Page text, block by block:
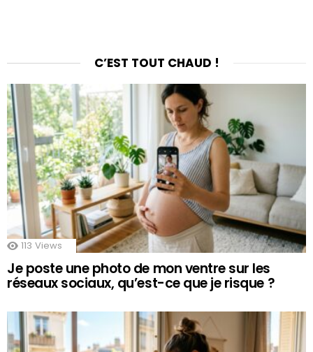
C’EST TOUT CHAUD !
113 Views
Je poste une photo de mon ventre sur les
réseaux sociaux, qu’est-ce que je risque ?